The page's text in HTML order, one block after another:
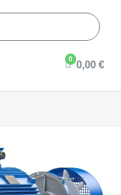
0,00 €